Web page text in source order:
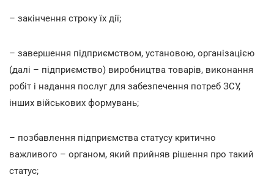
– закінчення строку їх дії;
– завершення підприємством, установою, організацією
(далі – підприємство) виробництва товарів, виконання
робіт і надання послуг для забезпечення потреб ЗСУ,
інших військових формувань;
– позбавлення підприємства статусу критично
важливого – органом, який прийняв рішення про такий
статус;